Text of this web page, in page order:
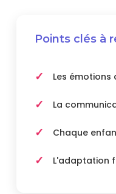
Points clés à
Les
La
Chaque
L'adaptation